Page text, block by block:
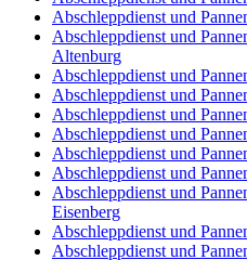
Abschleppdienst und
Abschleppdienst und
Altenburg
Abschleppdienst und
Abschleppdienst und
Abschleppdienst und
Abschleppdienst und
Abschleppdienst und
Abschleppdienst und
Abschleppdienst und
Eisenberg
Abschleppdienst und
Abschleppdienst und